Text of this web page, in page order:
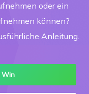
oder ein
können?
Anleitung.
Win